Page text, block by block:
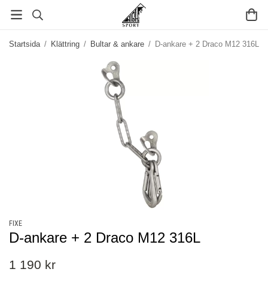
Startsida / Klättring / Bultar & ankare / D-ankare + 2 Draco M12 316L
FIXE
D-ankare + 2 Draco M12 316L
1 190 kr